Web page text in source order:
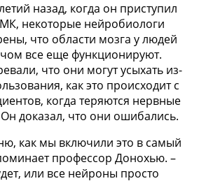
назад, когда он приступил
некоторые нейробиологи
что области мозга у людей
все еще функционируют.
что они могут усыхать из-
как это происходит с
когда теряются нервные
доказал, что они ошибались.
как мы включили это в самый
профессор Донохью. –
или все нейроны просто